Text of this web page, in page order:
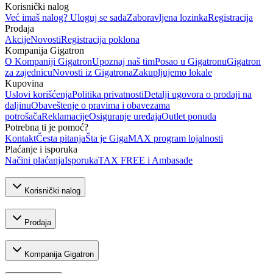
Korisnički nalog
Već imaš nalog? Uloguj se sadaZaboravljena lozinkaRegistracija
Prodaja
AkcijeNovostiRegistracija poklona
Kompanija Gigatron
O Kompaniji GigatronUpoznaj naš timPosao u GigatronuGigatron
za zajednicuNovosti iz GigatronaZakupljujemo lokale
Kupovina
Uslovi korišćenjaPolitika privatnostiDetalji ugovora o prodaji na
daljinuObaveštenje o pravima i obavezama
potrošačaReklamacijeOsiguranje uređajaOutlet ponuda
Potrebna ti je pomoć?
KontaktČesta pitanjaŠta je GigaMAX program lojalnosti
Plaćanje i isporuka
Načini plaćanjaIsporukaTAX FREE i Ambasade
Korisnički nalog
Prodaja
Kompanija Gigatron